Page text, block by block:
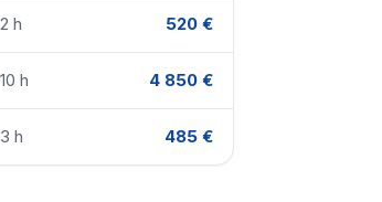
2 h 520 €
10 h 4 850 €
3 h 485 €